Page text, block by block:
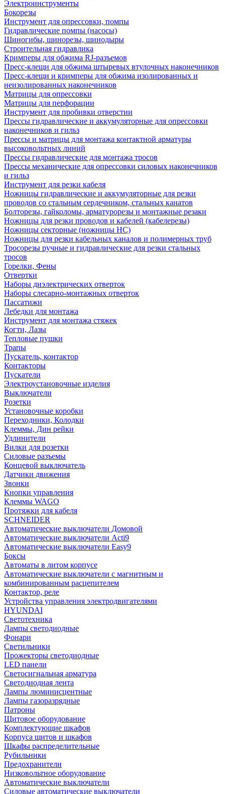
Электроинструменты
Бокорезы
Инструмент для опрессовки, помпы
Гидравлические помпы (насосы)
Шиногибы, шинорезы, шинодыры
Строительная гидравлика
Кримперы для обжима RJ-разъемов
Пресс-клещи для обжима штыревых втулочных наконечников
Пресс-клещи и кримперы для обжима изолированных и
неизолированных наконечников
Матрицы для опрессовки
Матрицы для перфорации
Инструмент для пробивки отверстии
Прессы гидравлические и аккумуляторные для опрессовки
наконечников и гильз
Прессы и матрицы для монтажа контактной арматуры
высоковольтных линий
Прессы гидравлические для монтажа тросов
Прессы механические для опрессовки силовых наконечников
и гильз
Инструмент для резки кабеля
Ножницы гидравлические и аккумуляторные для резки
проводов со стальным сердечником, стальных канатов
Болторезы, гайколомы, арматурорезы и монтажные резаки
Ножницы для резки проводов и кабелей (кабелерезы)
Ножницы секторные (ножницы НС)
Ножницы для резки кабельных каналов и полимерных труб
Тросорезы ручные и гидравлические для резки стальных
тросов
Горелки, Фены
Отвертки
Наборы диэлектрических отверток
Наборы слесарно-монтажных отверток
Пассатижи
Лебедки для монтажа
Инструмент для монтажа стяжек
Когти, Лазы
Тепловые пушки
Трапы
Пускатель, контактор
Контакторы
Пускатели
Электроустановочные изделия
Выключатели
Розетки
Установочные коробки
Переходники, Колодки
Клеммы, Дин рейки
Удлинители
Вилки для розетки
Силовые разъемы
Концевой выключатель
Датчики движения
Звонки
Кнопки управления
Клеммы WAGO
Протяжки для кабеля
SCHNEIDER
Автоматические выключатели Домовой
Автоматические выключатели Acti9
Автоматические выключатели Easy9
Боксы
Автоматы в литом корпусе
Автоматические выключатели с магнитным и
комбинированным расцепителем
Контактор, реле
Устройства управления электродвигателями
HYUNDAI
Светотехника
Лампы светодиодные
Фонари
Светильники
Прожекторы светодиодные
LED панели
Светосигнальная арматура
Светодиодная лента
Лампы люминисцентные
Лампы газоразрядные
Патроны
Щитовое оборудование
Комплектующие шкафов
Корпуса щитов и шкафов
Шкафы распределительные
Рубильники
Предохранители
Низковольтное оборудование
Автоматические выключатели
Силовые автоматические выключатели